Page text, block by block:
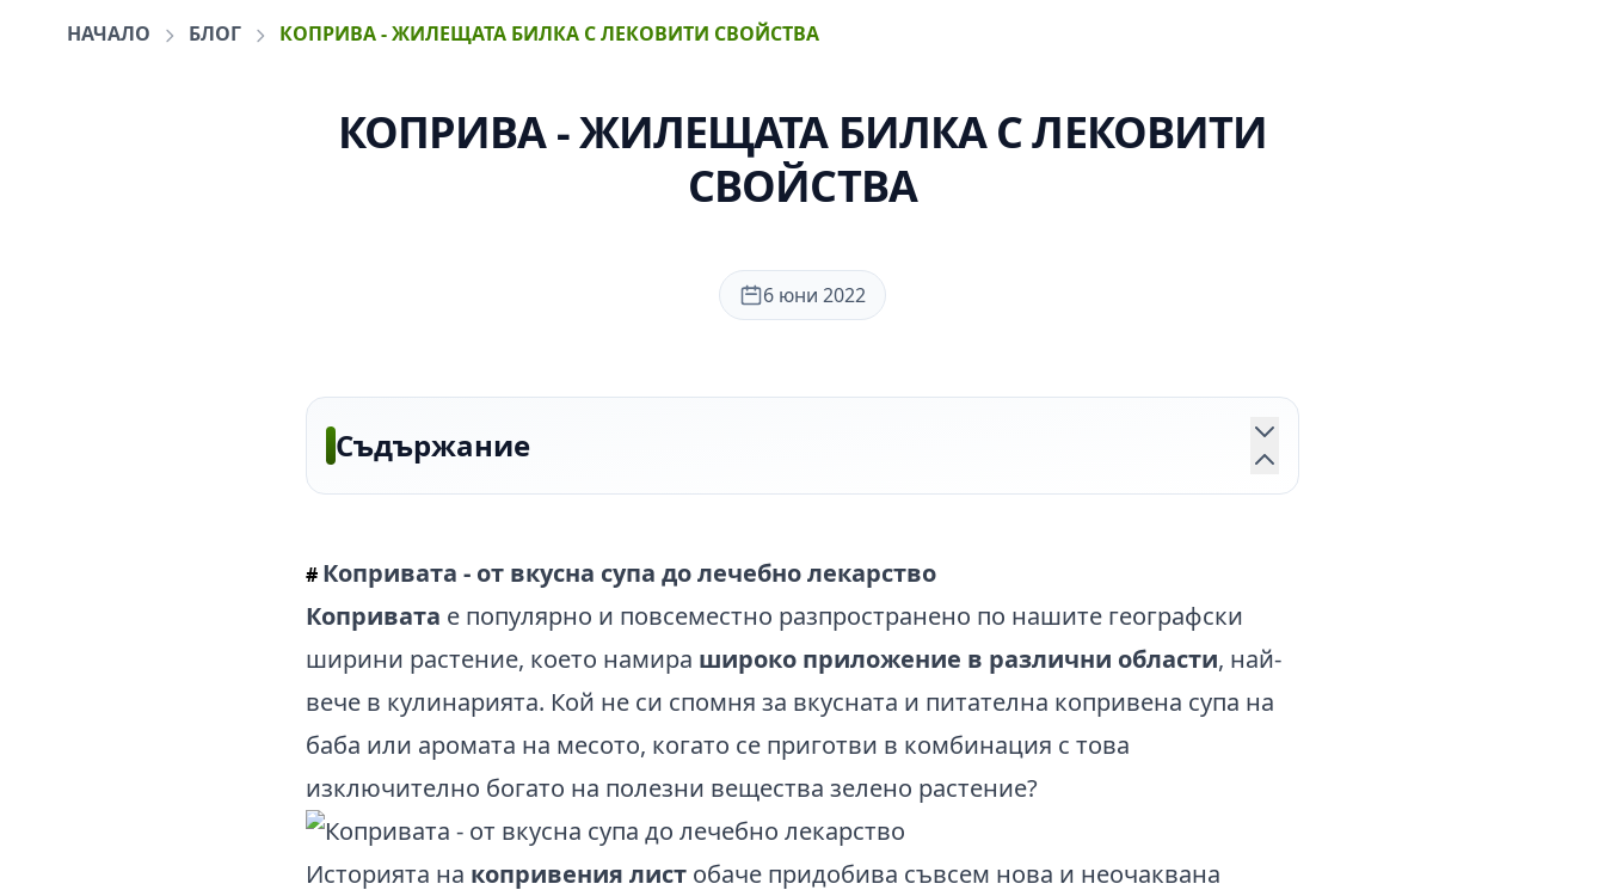
НАЧАЛО БЛОГ КОПРИВА - ЖИЛЕЩАТА БИЛКА С ЛЕКОВИТИ СВОЙСТВА
КОПРИВА - ЖИЛЕЩАТА БИЛКА С ЛЕКОВИТИ
СВОЙСТВА
6 юни 2022
Съдържание
# Копривата - от вкусна супа до лечебно лекарство
Копривата е популярно и повсеместно разпространено по нашите географски
ширини растение, което намира широко приложение в различни области, най-
вече в кулинарията. Кой не си спомня за вкусната и питателна копривена супа на
баба или аромата на месото, когато се приготви в комбинация с това
изключително богато на полезни вещества зелено растение?
Историята на копривения лист обаче придобива съвсем нова и неочаквана